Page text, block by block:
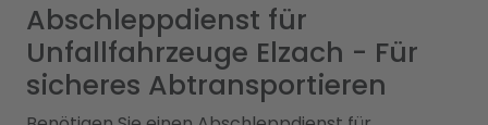
Abschleppdienst für
Unfallfahrzeuge Elzach - Für
sicheres Abtransportieren